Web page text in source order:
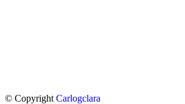
© Copyright Carlogclara